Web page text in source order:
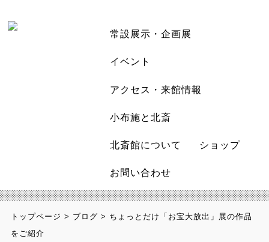
常設展示・企画展
イベント
アクセス・来館情報
小布施と北斎
北斎館について ショップ
お問い合わせ
トップページ > ブログ > ちょっとだけ「お宝大放出」展の作品
をご紹介